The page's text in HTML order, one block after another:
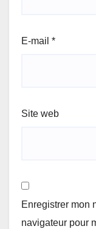
E-mail *
Site web
Enregistrer mon
navigateur pour